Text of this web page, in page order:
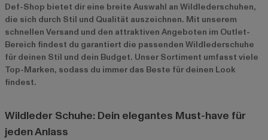
Def-Shop bietet dir eine breite Auswahl an Wildlederschuhen,
die sich durch Stil und Qualität auszeichnen. Mit unserem
schnellen Versand und den attraktiven Angeboten im Outlet-
Bereich findest du garantiert die passenden Wildlederschuhe
für deinen Stil und dein Budget. Unser Sortiment umfasst viele
Top-Marken, sodass du immer das Beste für deinen Look
findest.
Wildleder Schuhe: Dein elegantes Must-have für
jeden Anlass